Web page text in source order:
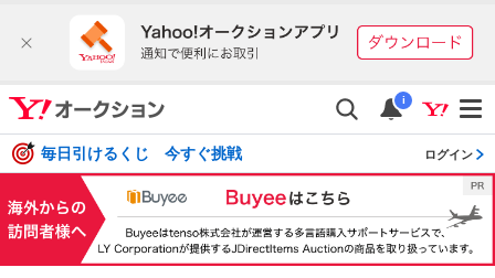
i
毎日引けるくじ 今すぐ挑戦 ログイン